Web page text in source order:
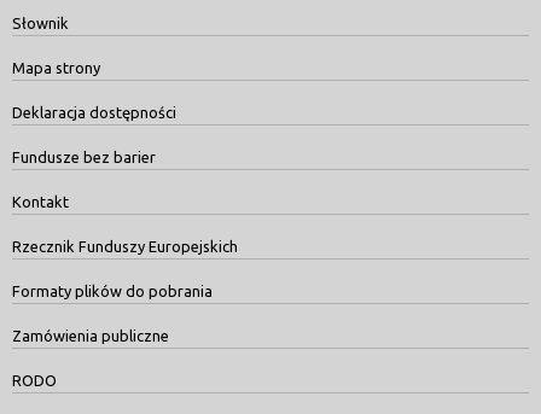
Słownik
Mapa strony
Deklaracja dostępności
Fundusze bez barier
Kontakt
Rzecznik Funduszy Europejskich
Formaty plików do pobrania
Zamówienia publiczne
RODO